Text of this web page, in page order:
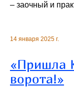
– заочный и
14 января 2025 г.
«Пришла
ворота!»